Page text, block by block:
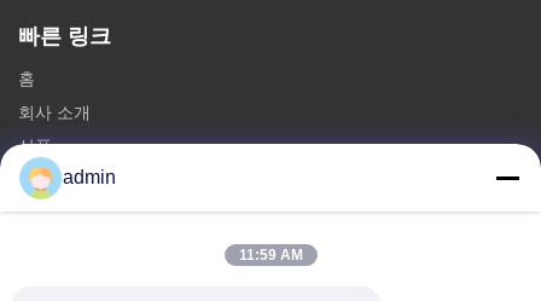
빠른 링크
홈
회사 소개
상품
문의하기admin
11:59 AM